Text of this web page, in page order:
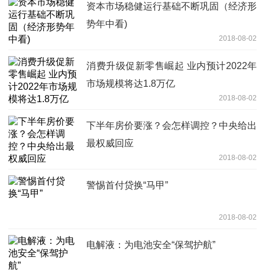
资本市场稳健运行基础不断巩固（经济形
势年中看)
2018-08-02
消费升级促新零售崛起 业内预计2022年
市场规模将达1.8万亿
2018-08-02
下半年房价要涨？会怎样调控？中央给出
最权威回应
2018-08-02
警惕首付贷换“马甲”
2018-08-02
电解液：为电池安全“保驾护航”